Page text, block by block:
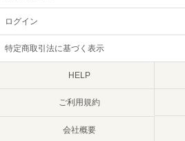
ログイン
特定商取引法に基づく表示
HELP
ご利用規約
会社概要